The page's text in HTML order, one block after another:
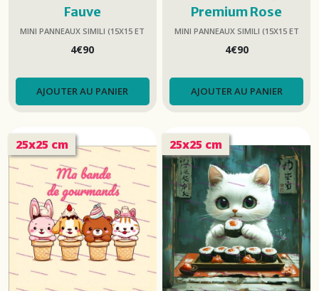
Fauve
MINI PANNEAUX SIMILI (15X15 ET
4€90
AJOUTER AU PANIER
Premium Rose
MINI PANNEAUX SIMILI (15X15 ET
4€90
AJOUTER AU PANIER
25x25 cm 25x25 cm